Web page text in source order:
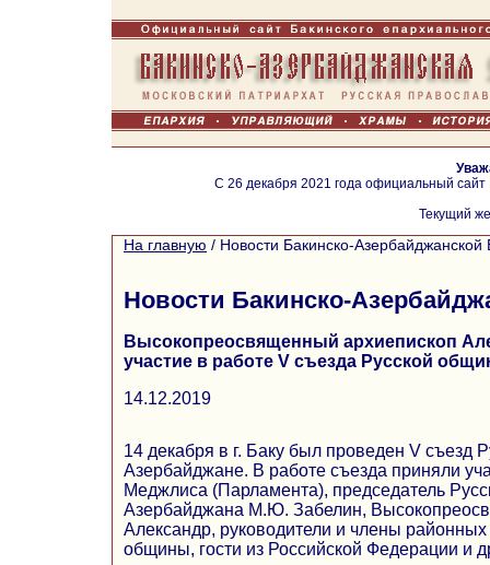
С 26 декабря 2021 года официальный
Текущий
На главную / Новости Бакинско-Азербайджанской
Новости Бакинско-
Высокопреосвященный архиепископ
участие в работе V съезда Русской
14.12.2019
14 декабря в г. Баку был проведен V съезд
Азербайджане. В работе съезда приняли
Меджлиса (Парламента), председатель
Азербайджана М.Ю. Забелин,
Александр, руководители и члены районных
общины, гости из Российской Федерации и